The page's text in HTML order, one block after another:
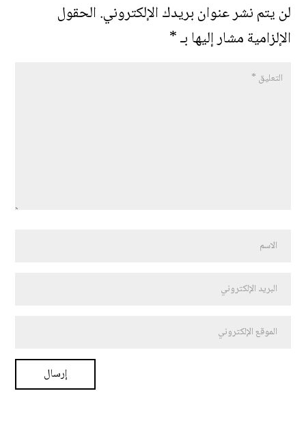
لن يتم نشر عنوان بريدك الإلكتروني.الحقول
الإلزامية مشار إليها بـ*